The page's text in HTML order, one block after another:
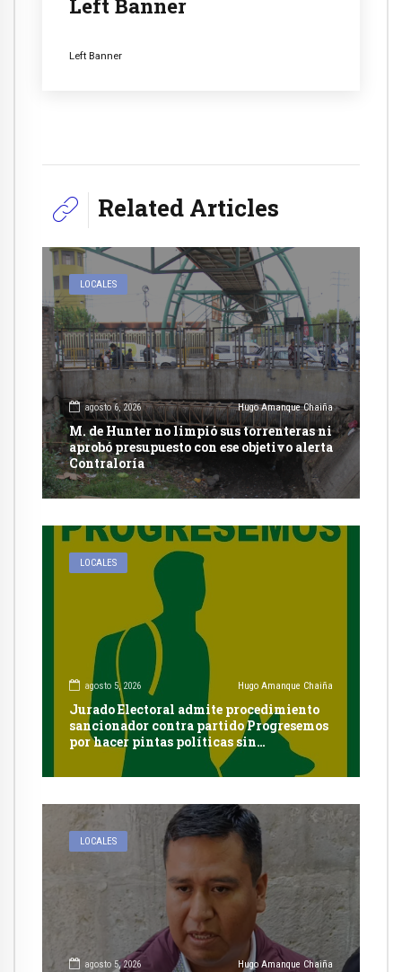
Left Banner
Left Banner
Related Articles
LOCALES
agosto 6, 2026 Hugo Amanque Chaiña
M. de Hunter no limpió sus torrenteras ni
aprobó presupuesto con ese objetivo alerta
Contraloría
LOCALES
agosto 5, 2026 Hugo Amanque Chaiña
Jurado Electoral admite procedimiento
sancionador contra partido Progresemos
por hacer pintas políticas sin
autorización en Cayma
LOCALES
agosto 5, 2026 Hugo Amanque Chaiña